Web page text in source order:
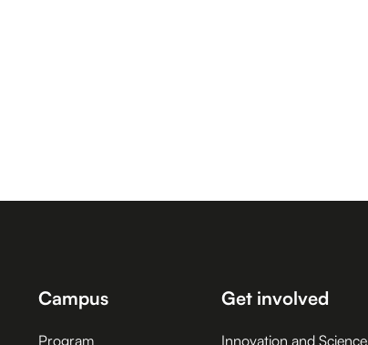
Campus
Program
Get involved
Innovation and Science